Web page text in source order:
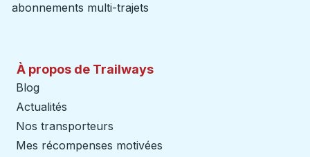
abonnements multi-trajets
À propos de Trailways
Blog
Actualités
Nos transporteurs
Mes récompenses motivées